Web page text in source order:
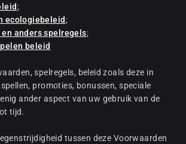
;
ecologiebeleid;
anders spelregels;
beleid
spelregels, beleid zoals deze in
promoties, bonussen, speciale
ander aspect van uw gebruik van de
tijd.
tussen deze Voorwaarden